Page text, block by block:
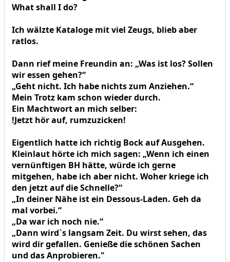
What shall I do?
Ich wälzte Kataloge mit viel Zeugs, blieb aber
ratlos.
Dann rief meine Freundin an: „Was ist los? Sollen
wir essen gehen?“
„Geht nicht. Ich habe nichts zum Anziehen.“
Mein Trotz kam schon wieder durch.
Ein Machtwort an mich selber:
!Jetzt hör auf, rumzuzicken!
Eigentlich hatte ich richtig Bock auf Ausgehen.
Kleinlaut hörte ich mich sagen: „Wenn ich einen
vernünftigen BH hätte, würde ich gerne
mitgehen, habe ich aber nicht. Woher kriege ich
den jetzt auf die Schnelle?“
„In deiner Nähe ist ein Dessous-Laden. Geh da
mal vorbei.“
„Da war ich noch nie.“
„Dann wird`s langsam Zeit. Du wirst sehen, das
wird dir gefallen. Genieße die schönen Sachen
und das Anprobieren."